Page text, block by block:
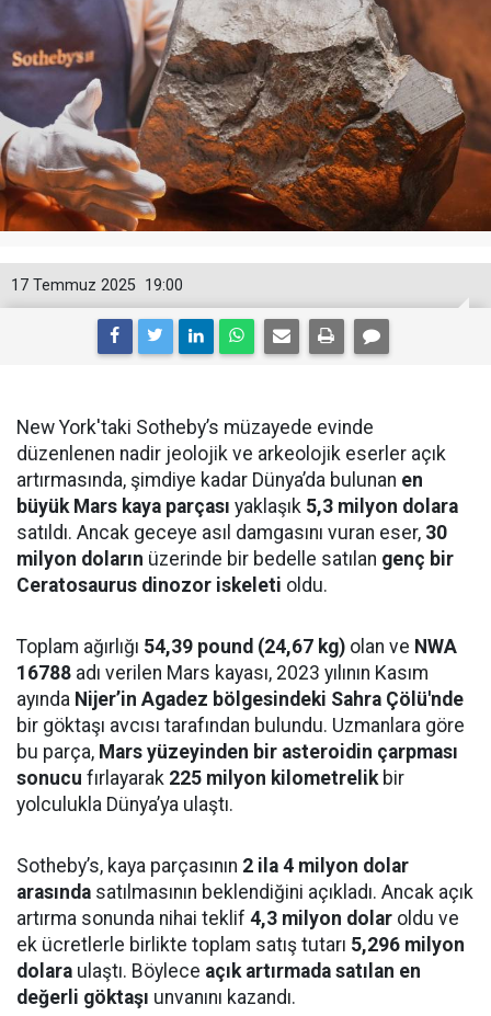
19:00
17 Temmuz 2025
New York'taki Sotheby’s müzayede evinde
düzenlenen nadir jeolojik ve arkeolojik eserler açık
artırmasında, şimdiye kadar Dünya’da bulunan en
büyük Mars kaya parçası yaklaşık 5,3 milyon dolara
satıldı. Ancak geceye asıl damgasını vuran eser, 30
milyon doların üzerinde bir bedelle satılan genç bir
Ceratosaurus dinozor iskeleti oldu.
Toplam ağırlığı 54,39 pound (24,67 kg) olan ve NWA
16788 adı verilen Mars kayası, 2023 yılının Kasım
ayında Nijer’in Agadez bölgesindeki Sahra Çölü'nde
bir göktaşı avcısı tarafından bulundu. Uzmanlara göre
bu parça, Mars yüzeyinden bir asteroidin çarpması
sonucu fırlayarak 225 milyon kilometrelikbir
yolculukla Dünya’ya ulaştı.
Sotheby’s, kaya parçasının 2 ila 4 milyon dolar
arasında satılmasının beklendiğini açıkladı. Ancak açık
artırma sonunda nihai teklif 4,3 milyon dolar oldu ve
ek ücretlerle birlikte toplam satış tutarı 5,296 milyon
dolara ulaştı. Böylece açık artırmada satılan en
değerli göktaşı unvanını kazandı.